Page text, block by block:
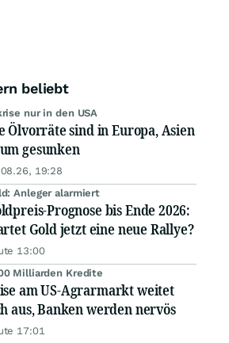
beliebt
nur in den USA
Ölvorräte sind in Europa, Asien
gesunken
19:28
Anleger alarmiert
Prognose bis Ende 2026:
Gold jetzt eine neue Rallye?
13:00
Milliarden Kredite
am US-Agrarmarkt weitet
aus, Banken werden nervös
17:01